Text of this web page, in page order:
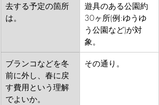
去する予定の箇所
は。
遊具のある公園約
30ヶ所(例:ゆうゆ
う公園など)が対
象。
ブランコなどを冬
前に外し、春に戻
す費用という理解
でよいか。
その通り。